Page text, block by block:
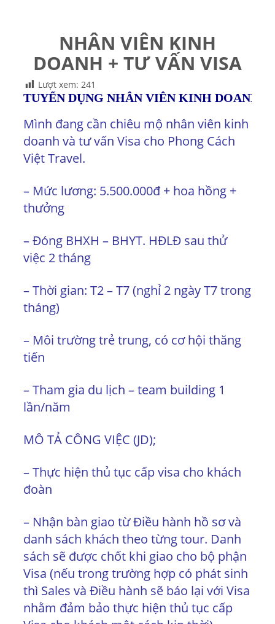
NHÂN VIÊN KINH
DOANH + TƯ VẤN VISA
Lượt xem: 241
TUYỂN DỤNG NHÂN VIÊN KINH DOANH
Mình đang cần chiêu mộ nhân viên kinh
doanh và tư vấn Visa cho Phong Cách
Việt Travel.
– Mức lương: 5.500.000đ + hoa hồng +
thưởng
– Đóng BHXH – BHYT. HĐLĐ sau thử
việc 2 tháng
– Thời gian: T2 – T7 (nghỉ 2 ngày T7 trong
tháng)
– Môi trường trẻ trung, có cơ hội thăng
tiến
– Tham gia du lịch – team building 1
lần/năm
MÔ TẢ CÔNG VIỆC (JD);
– Thực hiện thủ tục cấp visa cho khách
đoàn
– Nhận bàn giao từ Điều hành hồ sơ và
danh sách khách theo từng tour. Danh
sách sẽ được chốt khi giao cho bộ phận
Visa (nếu trong trường hợp có phát sinh
thì Sales và Điều hành sẽ báo lại với Visa
nhằm đảm bảo thực hiện thủ tục cấp